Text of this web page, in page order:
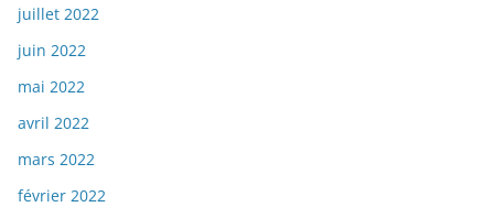
juillet 2022
juin 2022
mai 2022
avril 2022
mars 2022
février 2022